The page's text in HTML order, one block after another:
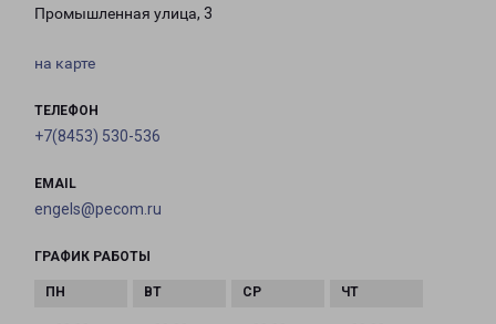
Промышленная улица, 3
на карте
ТЕЛЕФОН
+7(8453) 530-536
EMAIL
engels@pecom.ru
ГРАФИК РАБОТЫ